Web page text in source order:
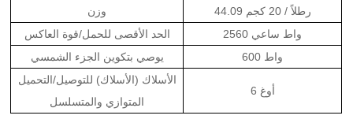
وزن
44.09 رطلاً / 20 كجم
الحد الأقصى للحمل/قوة العاكس
2560 واط ساعي
يوصي بتكوين الجزء الشمسي
600 واط
الأسلاك (الأسلاك) للتوصيل/التحميل
المتوازي والمتسلسل
6 أوغ